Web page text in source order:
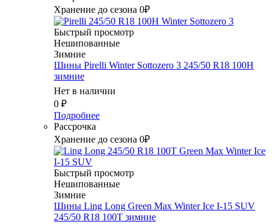
Хранение до сезона 0₽
Быстрый просмотр
Нешипованные
Зимние
Шины Pirelli Winter Sottozero 3 245/50 R18 100H
зимние
Нет в наличии
0 ₽
Подробнее
Рассрочка
Хранение до сезона 0₽
Быстрый просмотр
Нешипованные
Зимние
Шины Ling Long Green Max Winter Ice I-15 SUV
245/50 R18 100T зимние